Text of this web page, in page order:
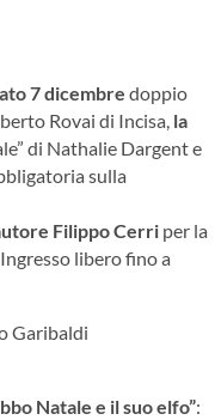
7 dicembre doppio
Rovai di Incisa, la
di Nathalie Dargent e
sulla
Filippo Cerri per la
libero fino a
Garibaldi
Natale e il suo elfo”: